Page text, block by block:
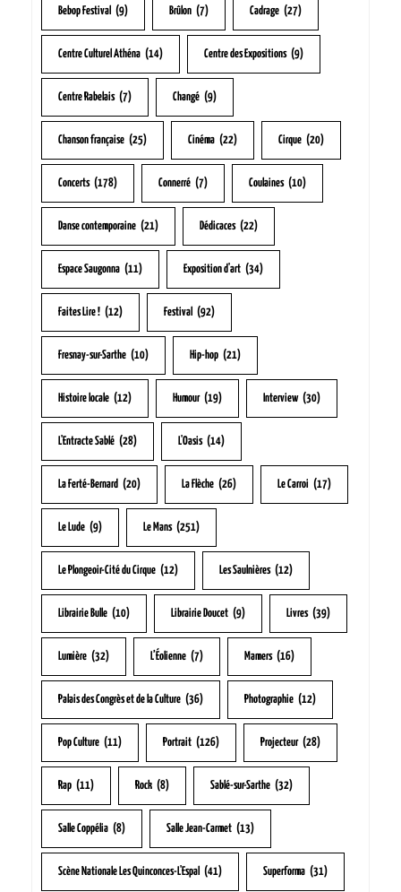
Bebop Festival (9) Brûlon (7) Cadrage (27)
Centre Culturel Athéna (14) Centre des Expositions (9)
Centre Rabelais (7) Changé (9)
Chanson française (25) Cinéma (22) Cirque (20)
Concerts (178) Connerré (7) Coulaines (10)
Danse contemporaine (21) Dédicaces (22)
Espace Saugonna (11) Exposition d'art (34)
Faites Lire ! (12) Festival (92)
Fresnay-sur-Sarthe (10) Hip-hop (21)
Histoire locale (12) Humour (19) Interview (30)
L'Entracte Sablé (28) L'Oasis (14)
La Ferté-Bernard (20) La Flèche (26) Le Carroi (17)
Le Lude (9) Le Mans (251)
Le Plongeoir-Cité du Cirque (12) Les Saulnières (12)
Librairie Bulle (10) Librairie Doucet (9) Livres (39)
Lumière (32) L’Éolienne (7) Mamers (16)
Palais des Congrès et de la Culture (36) Photographie (12)
Pop Culture (11) Portrait (126) Projecteur (28)
Rap (11) Rock (8) Sablé-sur-Sarthe (32)
Salle Coppélia (8) Salle Jean-Carmet (13)
Scène Nationale Les Quinconces-L'Espal (41) Superforma (31)